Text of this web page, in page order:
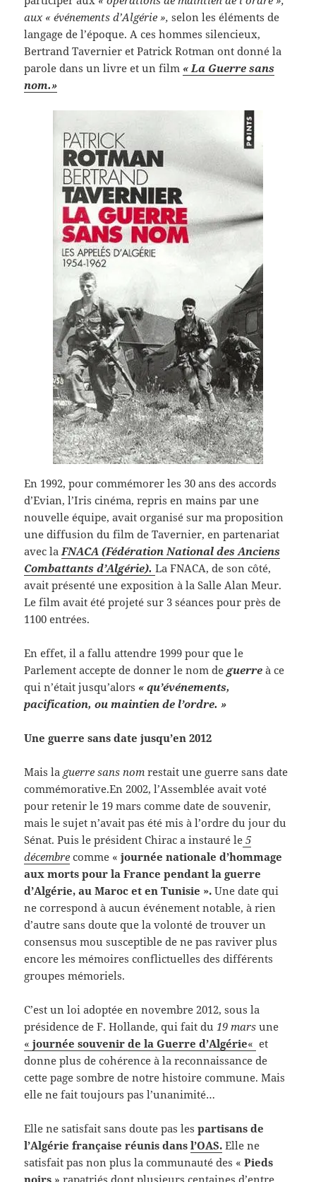
aux « événements d’Algérie », selon les éléments de
langage de l’époque. A ces hommes silencieux,
Bertrand Tavernier et Patrick Rotman ont donné la
parole dans un livre et un film « La Guerre sans
nom.»
En 1992, pour commémorer les 30 ans des accords
d’Evian, l’Iris cinéma, repris en mains par une
nouvelle équipe, avait organisé sur ma proposition
une diffusion du film de Tavernier, en partenariat
avec laFNACA (Fédération National des Anciens
Combattants d’Algérie).La FNACA, de son côté,
avait présenté une exposition à la Salle Alan Meur.
Le film avait été projeté sur 3 séances pour près de
1100 entrées.
En effet, il a fallu attendre 1999 pour que le
Parlement accepte de donner le nom deguerre à ce
qui n’était jusqu’alors « qu’événements,
pacification, ou maintien de l’ordre. »
Une guerre sans date jusqu’en 2012
Mais la guerre sans nomrestait une guerre sans date
commémorative.En 2002, l’Assemblée avait voté
pour retenir le 19 mars comme date de souvenir,
mais le sujet n’avait pas été mis à l’ordre du jour du
Sénat. Puis le président Chirac a instauré le 5
décembre comme «journée nationale d’hommage
aux morts pour la France pendant la guerre
d’Algérie, au Maroc et en Tunisie ». Une date qui
ne correspond à aucun événement notable, à rien
d’autre sans doute que la volonté de trouver un
consensus mou susceptible de ne pas raviver plus
encore les mémoires conflictuelles des différents
groupes mémoriels.
C’est un loi adoptée en novembre 2012, sous la
présidence de F. Hollande, qui fait du19 mars une
«journée souvenir de la Guerre d’Algérie« et
donne plus de cohérence à la reconnaissance de
cette page sombre de notre histoire commune. Mais
elle ne fait toujours pas l’unanimité…
Elle ne satisfait sans doute pas lespartisans de
l’Algérie française réunis dansl’OAS. Elle ne
satisfait pas non plus la communauté des «Pieds